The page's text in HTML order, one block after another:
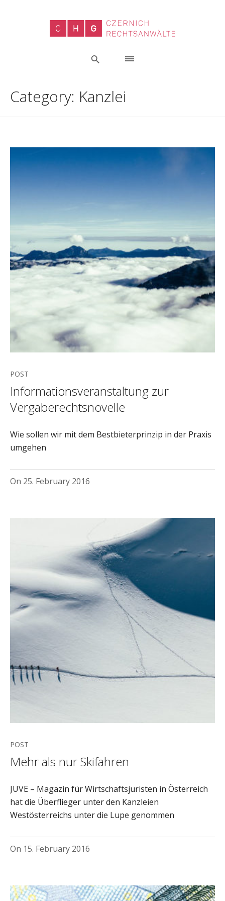
Category: Kanzlei
POST
Informationsveranstaltung zur
Vergaberechtsnovelle
Wie sollen wir mit dem Bestbieterprinzip in der Praxis
umgehen
On 25. February 2016
POST
Mehr als nur Skifahren
JUVE – Magazin für Wirtschaftsjuristen in Österreich
hat die Überflieger unter den Kanzleien
Westösterreichs unter die Lupe genommen
On 15. February 2016